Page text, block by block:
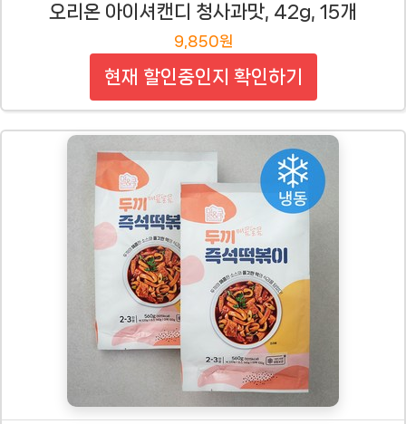
오리온 아이셔캔디 청사과맛, 42g, 15개
9,850원
현재 할인중인지 확인하기